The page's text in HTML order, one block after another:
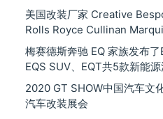
美国改装厂家 Creative
Rolls Royce Cullinan
梅赛德斯奔驰 EQ 家族发布了
EQS SUV、EQT共5款新能
2020 GT SHOW中国汽车文
汽车改装展会